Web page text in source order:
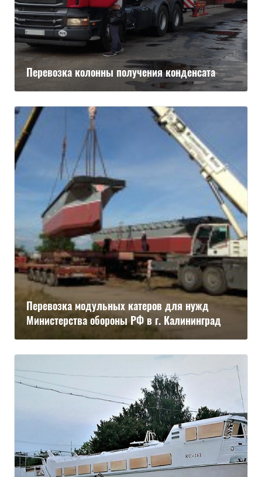
Перевозка колонны получения конденсата
Перевозка модульных катеров для нужд
Министерства обороны РФ в г. Калининград